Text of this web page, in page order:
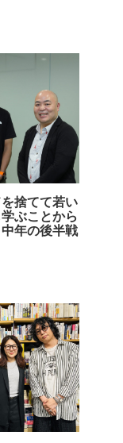
捨てて若い
ぶことから
年の後半戦